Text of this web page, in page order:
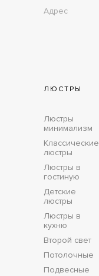
Адрес
ЛЮСТРЫ
Люстры
минимализм
Классические
люстры
Люстры в
гостиную
Детские
люстры
Люстры в
кухню
Второй свет
Потолочные
Подвесные